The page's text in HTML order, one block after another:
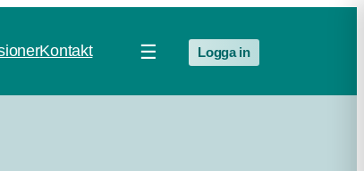
Kontakt ☰ Logga in